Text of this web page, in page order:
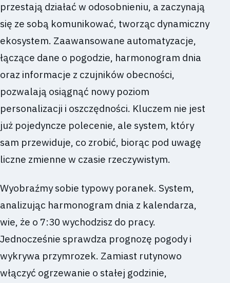
przestają działać w odosobnieniu, a zaczynają
się ze sobą komunikować, tworząc dynamiczny
ekosystem. Zaawansowane automatyzacje,
łączące dane o pogodzie, harmonogram dnia
oraz informacje z czujników obecności,
pozwalają osiągnąć nowy poziom
personalizacji i oszczędności. Kluczem nie jest
już pojedyncze polecenie, ale system, który
sam przewiduje, co zrobić, biorąc pod uwagę
liczne zmienne w czasie rzeczywistym.
Wyobraźmy sobie typowy poranek. System,
analizując harmonogram dnia z kalendarza,
wie, że o 7:30 wychodzisz do pracy.
Jednocześnie sprawdza prognozę pogody i
wykrywa przymrozek. Zamiast rutynowo
włączyć ogrzewanie o stałej godzinie,